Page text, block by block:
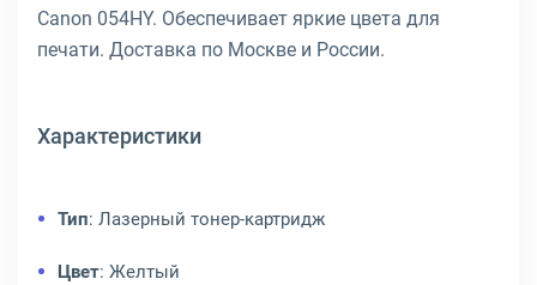
Canon 054HY. Обеспечивает яркие цвета для
печати. Доставка по Москве и России.
Характеристики
Тип: Лазерный тонер-картридж
Цвет: Желтый